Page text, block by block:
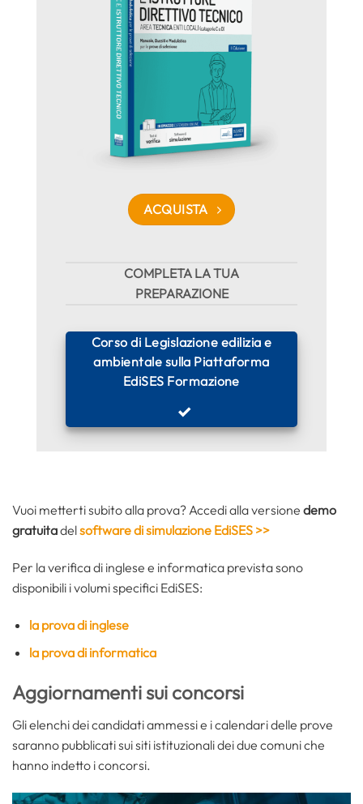
ACQUISTA
COMPLETA LA TUA
PREPARAZIONE
Corso di Legislazione edilizia e
ambientale sulla Piattaforma
EdiSES Formazione
Vuoi metterti subito alla prova? Accedi alla versione demo
gratuitadelsoftware di simulazione EdiSES >>
Per la verifica di inglese e informatica prevista sono
disponibili i volumi specifici EdiSES:
la prova di inglese
la prova di informatica
Aggiornamenti sui concorsi
Gli elenchi dei candidati ammessi e i calendari delle prove
saranno pubblicati sui siti istituzionali dei due comuni che
hanno indetto i concorsi.